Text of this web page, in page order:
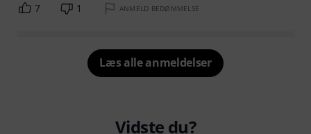
7 1 ANMELD BEDØMMELSE
Læs alle anmeldelser
Vidste du?